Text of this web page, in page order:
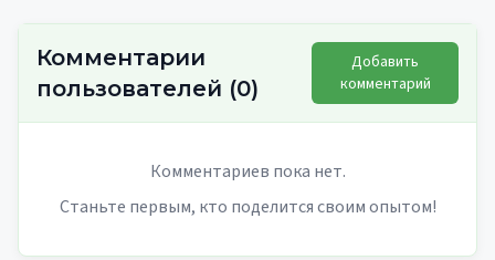
Комментарии
пользователей (0)
Добавить
комментарий
Комментариев пока нет.
Станьте первым, кто поделится своим опытом!